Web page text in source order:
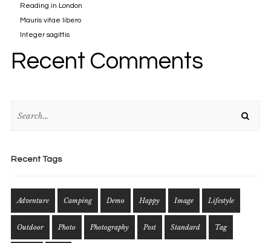
Reading in London
Mauris vitae libero
Integer sagittis
Recent Comments
Recent Tags
Adventure Camping Demo Happy Image Lifestyle
Outdoor Photo Photography Post Standard Tag